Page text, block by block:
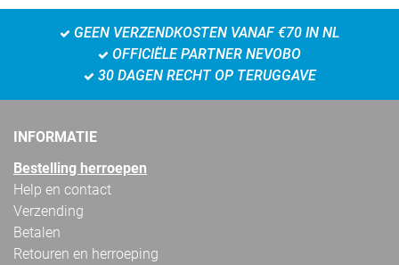
GEEN VERZENDKOSTEN VANAF €70 IN NL
OFFICIËLE PARTNER NEVOBO
30 DAGEN RECHT OP TERUGGAVE
INFORMATIE
Bestelling herroepen
Help en contact
Verzending
Betalen
Retouren en herroeping